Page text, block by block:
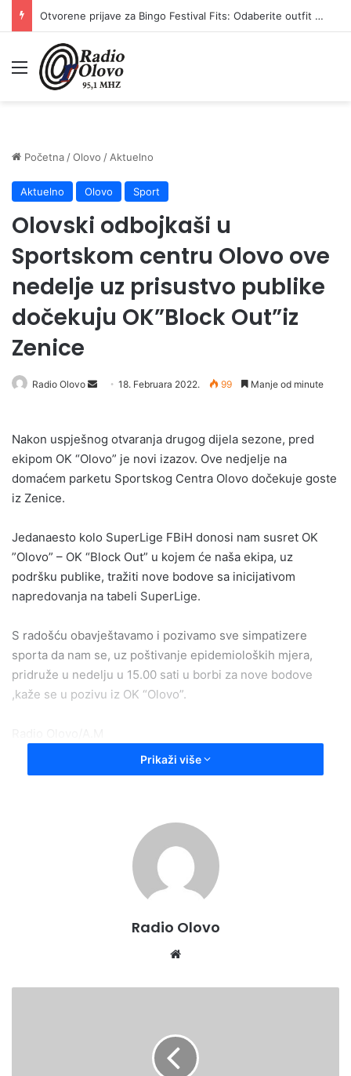
Otvorene prijave za Bingo Festival Fits: Odaberite outfit s omiljenim influencerom i zablistajte na Crvenom tepihu Sarajevo Film Festivala
Meni
Početna /Olovo / Aktuelno
Aktuelno Olovo Sport
Olovski odbojkaši u
Sportskom centru Olovo ove
nedelje uz prisustvo publike
dočekuju OK”Block Out”iz
Zenice
Radio Olovo
Send18. Februara 2022. 99 Manje od minute
Nakon uspješnog otvaranja drugog dijela sezone, pred
ekipom OK “Olovo” je novi izazov. Ove nedjelje na
domaćem parketu Sportskog Centra Olovo dočekuje goste
iz Zenice.
Jedanaesto kolo SuperLige FBiH donosi nam susret OK
”Olovo” – OK “Block Out” u kojem će naša ekipa, uz
podršku publike, tražiti nove bodove sa inicijativom
napredovanja na tabeli SuperLige.
S radošću obavještavamo i pozivamo sve simpatizere
sporta da nam se, uz poštivanje epidemioloških mjera,
pridruže u nedelju u 15.00 sati u borbi za nove bodove
,kaže se u pozivu iz OK “Olovo”.
Prikaži više
Radio Olovo